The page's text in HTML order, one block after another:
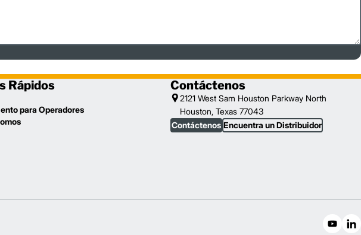
Rápidos
para Operadores
Contáctenos
2121 West Sam Houston Parkway North
Houston, Texas 77043
Contáctenos Encuentra un Distribuidor